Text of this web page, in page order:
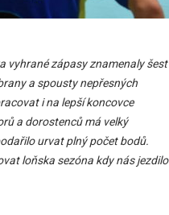
vyhrané zápasy znamenaly šest
a spousty nepřesných
i na lepší koncovce
a dorostenců má velký
urvat plný počet bodů.
loňska sezóna kdy nás jezdilo